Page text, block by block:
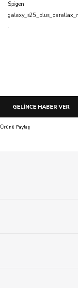
Spigen
.
GELİNCE HABER VER
Ürünü Paylaş